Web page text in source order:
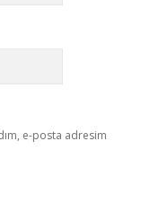
e-posta adresim